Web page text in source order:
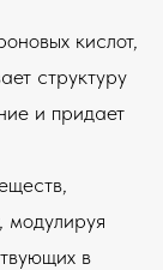
кислот,
структуру
и придает
модулируя
в